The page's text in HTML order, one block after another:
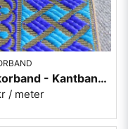
Dekorband - Kantband i textil Nr 94
/ meter